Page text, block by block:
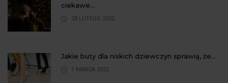
ciekawe...
28 LUTEGO 2022
Jakie buty dla niskich dziewczyn sprawią, że...
1 MARCA 2022